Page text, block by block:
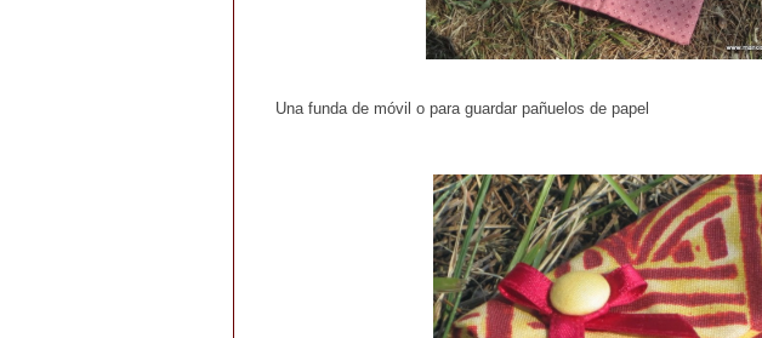
Una funda de móvil o para guardar pañuelos de papel